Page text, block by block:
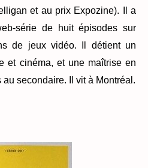
et au prix Expozine). Il a
série de huit épisodes sur
de jeux vidéo. Il détient un
et cinéma, et une maîtrise en
secondaire. Il vit à Montréal.